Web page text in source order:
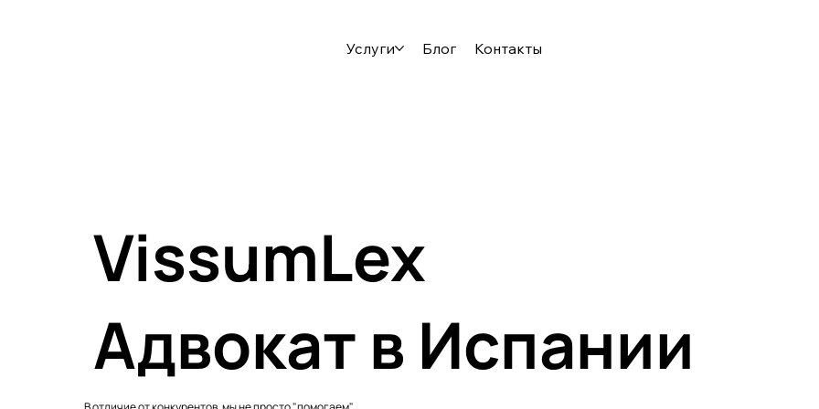
Услуги Блог Контакты
VissumLex
Адвокат в Испании